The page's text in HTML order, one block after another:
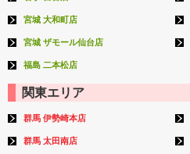
宮城 大和町店
宮城 ザモール仙台店
福島 二本松店
関東エリア
群馬 伊勢崎本店
群馬 太田南店